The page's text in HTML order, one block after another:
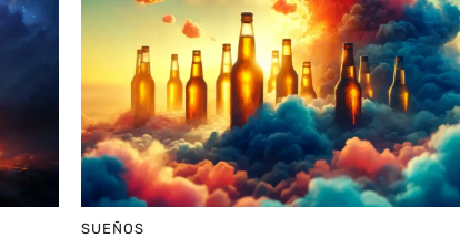
SUEÑOS